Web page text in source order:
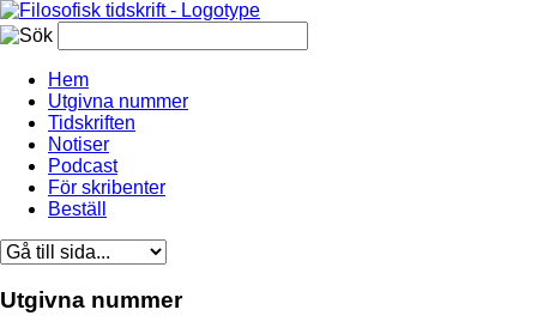
Hem
Utgivna nummer
Tidskriften
Notiser
Podcast
För skribenter
Beställ
Utgivna nummer